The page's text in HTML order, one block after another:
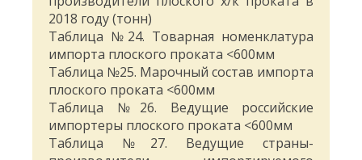
2018 году (тонн)
Таблица №24. Товарная номенклатура
импорта плоского проката <600мм
Таблица №25. Марочный состав импорта
плоского проката <600мм
Таблица №26. Ведущие российские
импортеры плоского проката <600мм
Таблица №27. Ведущие страны-